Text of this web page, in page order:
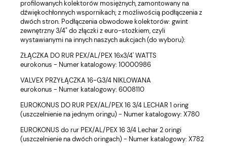
profilowanych kolektorów mosiężnych, zamontowany na
dźwiękochłonnych wspornikach; z możliwością podłączenia z
dwóch stron. Podłączenia obwodowe kolektorów: gwint
zewnętrzny 3/4" do złączki z euro-stożkiem, czyli
wystawianymi na innych naszych aukcjach (do wyboru):
ZŁĄCZKA DO RUR PEX/AL/PEX 16x3/4' WATTS
eurokonus - Numer katalogowy: 10000986
VALVEX PRZYŁĄCZKA 16-G3/4 NIKLOWANA
eurokonus - Numer katalogowy: 6008110
EUROKONUS DO RUR PEX/AL/PEX 16 3/4 LECHAR 1 oring
(uszczelnienie na jednym oringu) - Numer katalogowy: X780
EUROKONUS do rur PEX/AL/PEX 16 3/4 Lechar 2 oringi
(uszczelnienie na dwóch oringach) - Numer katalogowy: X782